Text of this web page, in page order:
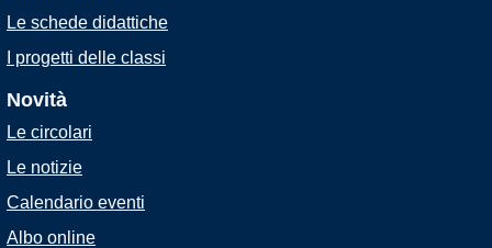
Le schede didattiche
I progetti delle classi
Novità
Le circolari
Le notizie
Calendario eventi
Albo online